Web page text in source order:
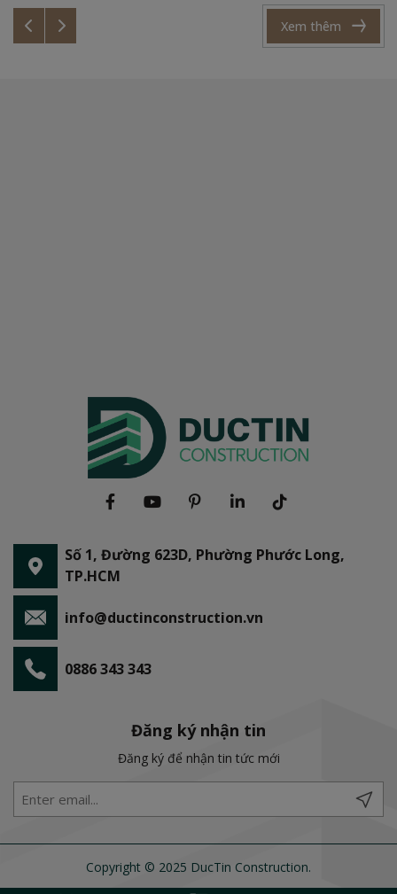
Xem thêm
Số 1, Đường 623D, Phường Phước Long,
TP.HCM
info@ductinconstruction.vn
0886 343 343
Đăng ký nhận tin
Đăng ký để nhận tin tức mới
Copyright © 2025 DucTin Construction.